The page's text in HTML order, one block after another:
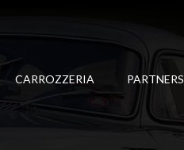
CARROZZERIA PARTNERS